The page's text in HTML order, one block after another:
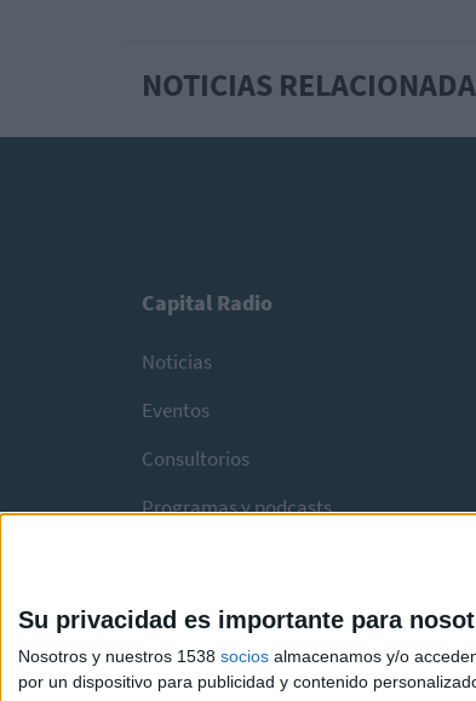
Su privacidad es importante para
Nosotros y nuestros 1538 socios almacenamos y/o
por un dispositivo para publicidad y contenido
NOTICIAS
Capital Radio
Noticias
Eventos
Consultorios
Programas y podcasts